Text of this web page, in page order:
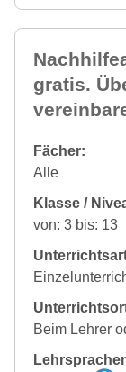
gratis.
Fächer:
Alle
Klasse /
von: 3 bis: 13
Beim Lehrer